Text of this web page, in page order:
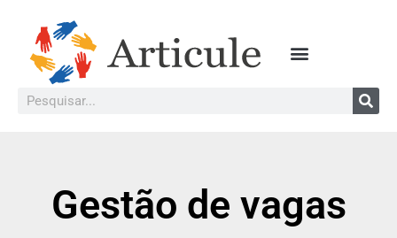
Gestão de vagas